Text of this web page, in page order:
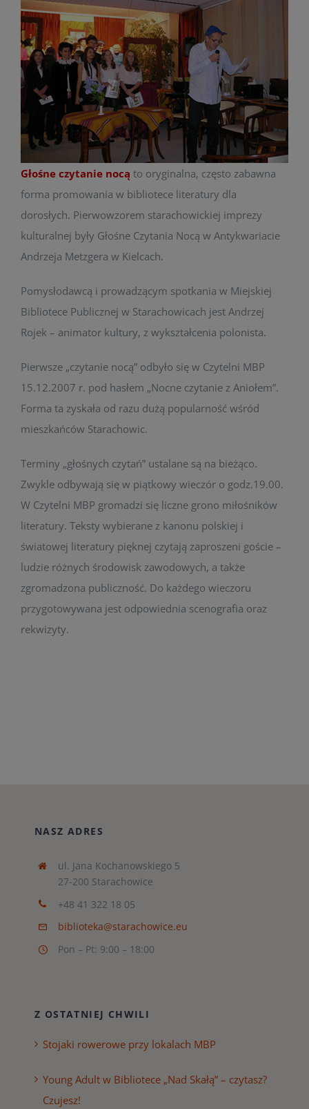
Godziny otwarcia
Projekty
Konkursy
Głośne czytanie nocą to oryginalna, często zabawna
forma promowania w bibliotece literatury dla
dorosłych. Pierwowzorem starachowickiej imprezy
kulturalnej były Głośne Czytania Nocą w Antykwariacie
Andrzeja Metzgera w Kielcach.
Pomysłodawcą i prowadzącym spotkania w Miejskiej
Bibliotece Publicznej w Starachowicach jest Andrzej
Rojek – animator kultury, z wykształcenia polonista.
Pierwsze „czytanie nocą” odbyło się w Czytelni MBP
15.12.2007 r. pod hasłem „Nocne czytanie z Aniołem”.
Forma ta zyskała od razu dużą popularność wśród
mieszkańców Starachowic.
Terminy „głośnych czytań” ustalane są na bieżąco.
Zwykle odbywają się w piątkowy wieczór o godz.19.00.
W Czytelni MBP gromadzi się liczne grono miłośników
literatury. Teksty wybierane z kanonu polskiej i
światowej literatury pięknej czytają zaproszeni goście –
ludzie różnych środowisk zawodowych, a także
zgromadzona publiczność. Do każdego wieczoru
przygotowywana jest odpowiednia scenografia oraz
rekwizyty.
NASZ ADRES
ul. Jana Kochanowskiego 5
27-200 Starachowice
+48 41 322 18 05
biblioteka@starachowice.eu
Pon – Pt: 9:00 – 18:00
Z OSTATNIEJ CHWILI
Stojaki rowerowe przy lokalach MBP
Young Adult w Bibliotece „Nad Skałą” – czytasz?
Czujesz!